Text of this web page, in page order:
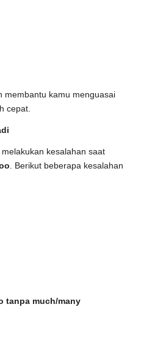
membantu kamu menguasai
cepat.
kesalahan saat
. Berikut beberapa kesalahan
tanpa much/many